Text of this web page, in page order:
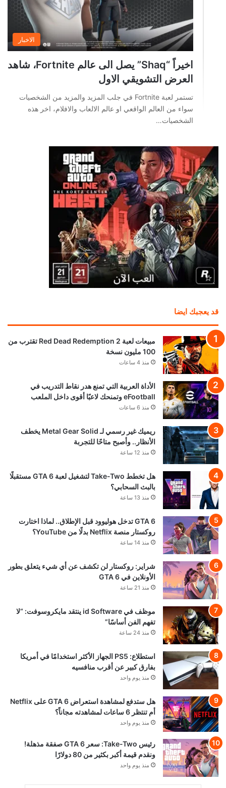
الاخبار
اخيراً “Shaq” يصل الى عالم Fortnite، شاهد
العرض التشويقي الاول
تستمر لعبة Fortnite في جلب المزيد والمزيد من الشخصيات
سواء من العالم الواقعي او عالم الالعاب والافلام، اخر هذه
الشخصيات…
قد يعجبك ايضا
مبيعات لعبة Red Dead Redemption 2 تقترب من
100 مليون نسخة
منذ 4 ساعات
الأداة العربية التي تمنع هدر نقاط التدريب في
eFootball وتمنحك لاعبًا أقوى داخل الملعب
منذ 6 ساعات
ريميك غير رسمي لـ Metal Gear Solid يخطف
الأنظار.. وأصبح متاحًا للتجربة
منذ 12 ساعة
هل تخطط Take-Two لتشغيل لعبة GTA 6 مستقبلًا
بالبث السحابي؟
منذ 13 ساعة
GTA 6 تدخل هوليوود قبل الإطلاق.. لماذا اختارت
روكستار منصة Netflix بدلًا من YouTube؟
منذ 14 ساعة
شراير: روكستار لن تكشف عن أي شيء يتعلق بطور
الأونلاين في GTA 6
منذ 21 ساعة
موظف في id Software ينتقد مايكروسوفت: “لا
تفهم الفن أساسًا”
منذ 24 ساعة
استطلاع: PS5 الجهاز الأكثر استخدامًا في أمريكا
بفارق كبير عن أقرب منافسيه
منذ يوم واحد
هل ستدفع لمشاهدة استعراض GTA 6 على Netflix
أم تنتظر 6 ساعات لمشاهدته مجاناً؟
منذ يوم واحد
رئيس Take-Two: سعر GTA 6 صفقة مذهلة!
ونقدم قيمة أكبر بكثير من 80 دولارًا
منذ يوم واحد